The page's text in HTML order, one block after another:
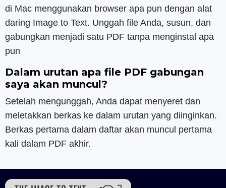
di Mac menggunakan browser apa pun dengan alat
daring Image to Text. Unggah file Anda, susun, dan
gabungkan menjadi satu PDF tanpa menginstal apa
pun
Dalam urutan apa file PDF gabungan
saya akan muncul?
Setelah mengunggah, Anda dapat menyeret dan
meletakkan berkas ke dalam urutan yang diinginkan.
Berkas pertama dalam daftar akan muncul pertama
kali dalam PDF akhir.